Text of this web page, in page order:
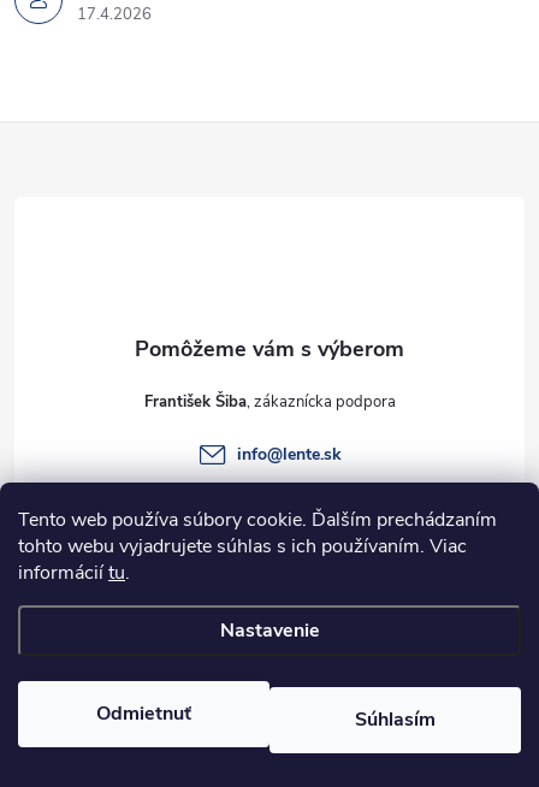
Tento web používa súbory cookie. Ďalším prechádzaním
tohto webu vyjadrujete súhlas s ich používaním. Viac
informáciítu.
Nastavenie
Odmietnuť Súhlasím
17.4.2026
e
František Šiba
info@lente.sk
Informácie pre vás
. Všetky práva vyhradené.